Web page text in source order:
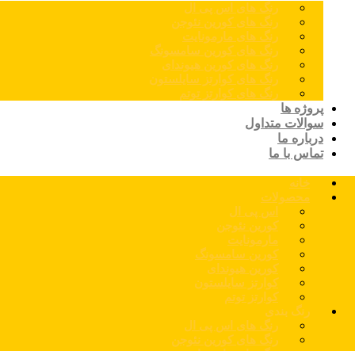
رنگ های اس پی ال
رنگ های کورین نئوجن
رنگ های مارمونایت
رنگ های کورین سامسونگ
رنگ های کورین هیوندای
رنگ های کوارتز سایلستون
رنگ های کوارتز توتم
پروژه ها
سوالات متداول
درباره ما
تماس با ما
خانه
محصولات
اس پی ال
کورین نئوجن
مارمونایت
کورین سامسونگ
کورین هیوندای
کوارتز سایلستون
کوارتز توتم
رنگ بندی
رنگ های اس پی ال
رنگ های کورین نئوجن